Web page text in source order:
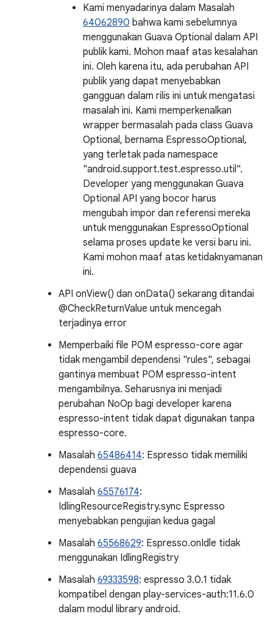
Kami menyadarinya dalam Masalah
64062890 bahwa kami sebelumnya
menggunakan Guava Optional dalam API
publik kami. Mohon maaf atas kesalahan
ini. Oleh karena itu, ada perubahan API
publik yang dapat menyebabkan
gangguan dalam rilis ini untuk mengatasi
masalah ini. Kami memperkenalkan
wrapper bermasalah pada class Guava
Optional, bernama EspressoOptional,
yang terletak pada namespace
"android.support.test.espresso.util".
Developer yang menggunakan Guava
Optional API yang bocor harus
mengubah impor dan referensi mereka
untuk menggunakan EspressoOptional
selama proses update ke versi baru ini.
Kami mohon maaf atas ketidaknyamanan
ini.
API onView() dan onData() sekarang ditandai
@CheckReturnValue untuk mencegah
terjadinya error
Memperbaiki file POM espresso-core agar
tidak mengambil dependensi "rules", sebagai
gantinya membuat POM espresso-intent
mengambilnya. Seharusnya ini menjadi
perubahan NoOp bagi developer karena
espresso-intent tidak dapat digunakan tanpa
espresso-core.
Masalah 65486414: Espresso tidak memiliki
dependensi guava
Masalah 65576174:
IdlingResourceRegistry.sync Espresso
menyebabkan pengujian kedua gagal
Masalah 65568629: Espresso.onIdle tidak
menggunakan IdlingRegistry
Masalah 69333598: espresso 3.0.1 tidak
kompatibel dengan play-services-auth:11.6.0
dalam modul library android.